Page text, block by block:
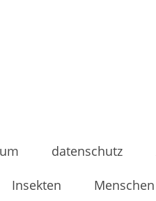
datenschutz
Insekten Menschen